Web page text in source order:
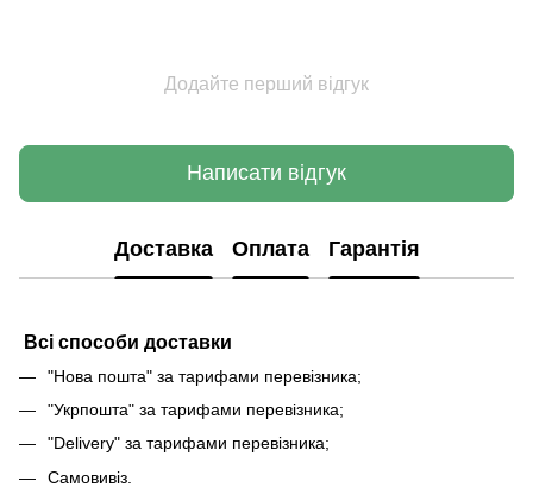
Додайте перший відгук
Написати відгук
Доставка Оплата Гарантія
Всі способи доставки
"Нова пошта" за тарифами перевізника;
"Укрпошта" за тарифами перевізника;
"Delivery" за тарифами перевізника;
Самовивіз.